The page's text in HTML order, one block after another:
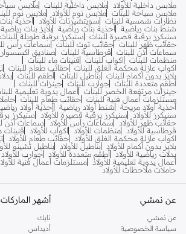
ملابس داخلية للأولاد ملابس داخلية للبنات ملابس
ملابس سباحة للبنات ملابس نوم للأولاد ملابس نوم
نظارات شمسية للبنات
سويتشيرتات للأولاد أحذية
شنط بنات رياضية أحذية بنات رياضية بلايز بنات رياضية
سنيكرز برقبة قصيرة للبنات
سنيكرز برقبة طويلة للبنات
حقائب ظهر للبنات حقائب توت للبنات
سماعات رأس
سماعات أذن للبنات
قرطاسية للبنات صناديق
منظمات للبنات
اكواب للبنات
قنينات ماء للبنات
اكواب عازلة محكمة الغلق للبنات حقائب طعام للبنات
بلايز بدون أكمام للبنات بناطيل للبنات أطقم للبنات
أطقم متعددة للبنات جوارب للبنات جينزات للبنات
جينزات مرتفعة الخصر للبنات أعمال يدوية تعليمية
مستلزمات أعمال فنية للبنات حقائب طعام للبنات
أحذية أولاد مريحة
شنط أولاد رياضية أحذية أولاد
سنيكرز للأولاد
سنيكرز برقبة قصيرة للأولاد
سنيكرز
حقائب ظهر للأولاد
سماعات رأس للأولاد
سماعات أذن
قرطاسية للأولاد منظمات للأولاد اكواب للأولاد
قنينات
اكواب عازلة محكمة الغلق للأولاد حقائب طعام للأولاد
بلايز بدون أكمام للأولاد بناطيل للأولاد بناطيل تشينو
بدلات رياضية للأولاد أطقم متعددة للأولاد جوارب للأولاد
أعمال يدوية تعليمية للأولاد مستلزمات أعمال فنية
حاملات ملاحظات للأولاد
عن نمشي
عن نمشي
سياسة الخصوصية
أشهر الماركات
نايك
أديداس